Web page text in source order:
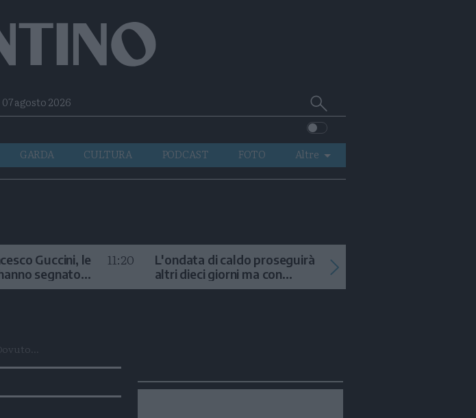
agosto 2026 Cerca
su
Trentino
GARDA CULTURA PODCAST FOTO
Altre
VIDEO
Guccini, le
segnato
11:20
L'ondata di caldo proseguirà
altri dieci giorni ma con
temporali